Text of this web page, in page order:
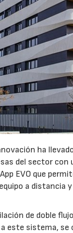
ha
del sector
EVO que
a distancia
de doble
este sistema, se